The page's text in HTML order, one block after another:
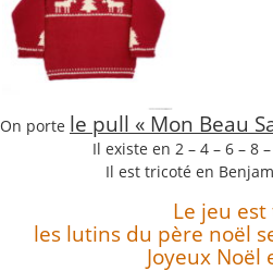
On porte le pull « Mon Beau
Il existe en 2 – 4 – 6 – 8
Il est tricoté en
Le jeu
les lutins du père noël
Joyeux Noël